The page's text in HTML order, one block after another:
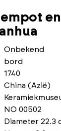
Onbekend
bord
1740
China (Azië)
NO 00502
Diameter 22.3